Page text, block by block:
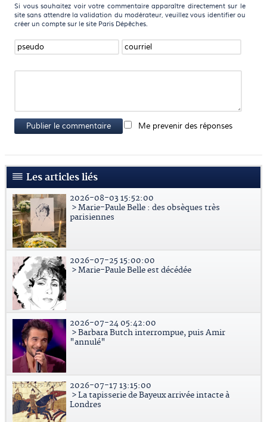
Si vous souhaitez voir votre commentaire apparaître directement sur le
site sans attendre la validation du modérateur, veuillez vous identifier ou
créer un compte sur le site Paris Dépêches.
Publier le commentaire Me prevenir des réponses
Les articles liés
2026-08-03 15:52:00
> Marie-Paule Belle : des obsèques très
parisiennes
2026-07-25 15:00:00
> Marie-Paule Belle est décédée
2026-07-24 05:42:00
> Barbara Butch interrompue, puis Amir
"annulé"
2026-07-17 13:15:00
> La tapisserie de Bayeux arrivée intacte à
Londres